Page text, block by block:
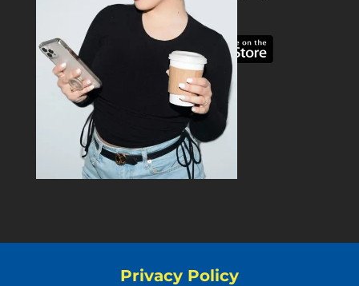
Privacy Policy